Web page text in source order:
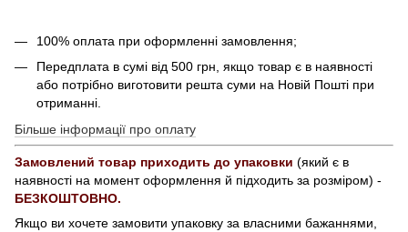
100% оплата при оформленні замовлення;
Передплата в сумі від 500 грн, якщо товар є в наявності
або потрібно виготовити решта суми на Новій Пошті при
отриманні.
Більше інформації про оплату
Замовлений товар приходить до упаковки (який є в
наявності на момент оформлення й підходить за розміром) -
БЕЗКОШТОВНО.
Якщо ви хочете замовити упаковку за власними бажаннями,